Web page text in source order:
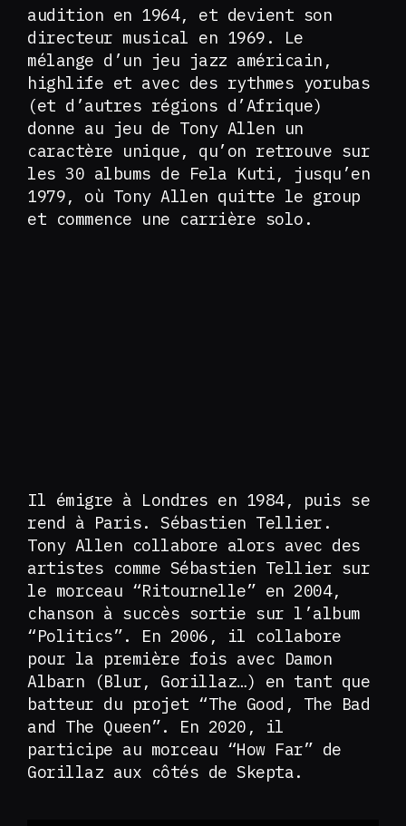
audition en 1964, et devient son
directeur musical en 1969. Le
mélange d’un jeu jazz américain,
highlife et avec des rythmes yorubas
(et d’autres régions d’Afrique)
donne au jeu de Tony Allen un
caractère unique, qu’on retrouve sur
les 30 albums de Fela Kuti, jusqu’en
1979, où Tony Allen quitte le group
et commence une carrière solo.
Il émigre à Londres en 1984, puis se
rend à Paris. Sébastien Tellier.
Tony Allen collabore alors avec des
artistes comme Sébastien Tellier sur
le morceau “Ritournelle” en 2004,
chanson à succès sortie sur l’album
“Politics”. En 2006, il collabore
pour la première fois avec Damon
Albarn (Blur, Gorillaz…) en tant que
batteur du projet “The Good, The Bad
and The Queen”. En 2020, il
participe au morceau “How Far” de
Gorillaz aux côtés de Skepta.